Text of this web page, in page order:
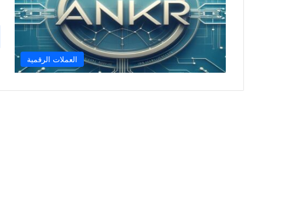
العملات الرقمية